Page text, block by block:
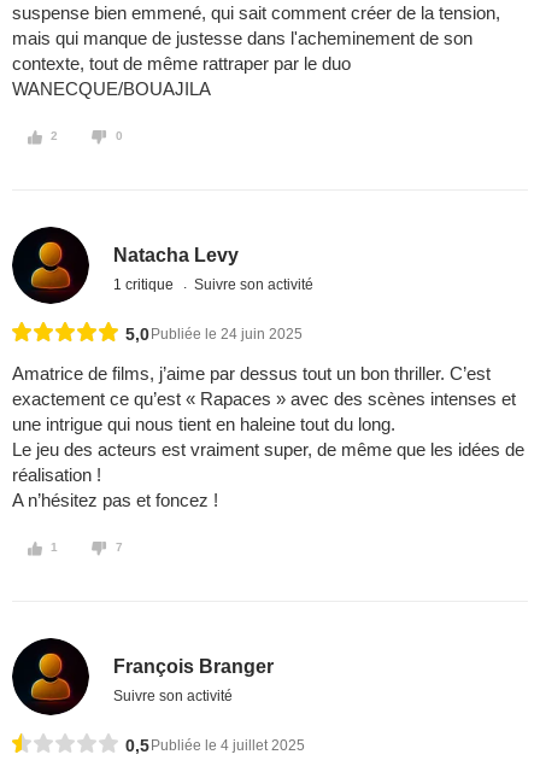
suspense bien emmené, qui sait comment créer de la tension,
mais qui manque de justesse dans l'acheminement de son
contexte, tout de même rattraper par le duo
WANECQUE/BOUAJILA
2 0
Natacha Levy
1 critique Suivre son activité
5,0 Publiée le 24 juin 2025
Amatrice de films, j’aime par dessus tout un bon thriller. C’est
exactement ce qu’est « Rapaces » avec des scènes intenses et
une intrigue qui nous tient en haleine tout du long.
Le jeu des acteurs est vraiment super, de même que les idées de
réalisation !
A n’hésitez pas et foncez !
1 7
François Branger
Suivre son activité
0,5 Publiée le 4 juillet 2025